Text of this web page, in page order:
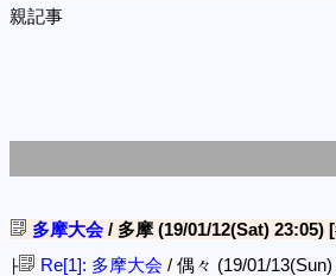
親記事
多摩大会/ 多摩 (19/01/12(Sat) 23:05)
├ Re[1]: 多摩大会 / 偶々 (19/01/13(Sun)